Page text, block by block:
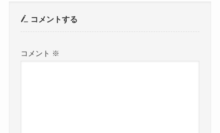
コメントする
コメント ※